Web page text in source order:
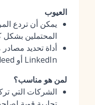
العيوب
يمكن أن تردع
المحتملين بشكل
أداة تحديد
LinkedIn أو Indeed
لمن هو مناسب؟
الشركات التي